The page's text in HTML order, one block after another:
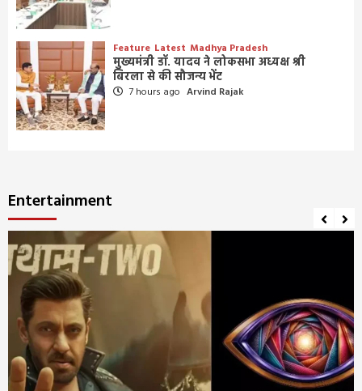
Feature Latest Madhya Pradesh
मुख्यमंत्री डॉ. यादव ने लोकसभा अध्यक्ष श्री
बिरला से की सौजन्य भेंट
7 hours ago Arvind Rajak
Entertainment